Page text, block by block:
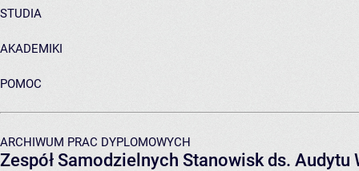
STUDIA
AKADEMIKI
POMOC
ARCHIWUM PRAC DYPLOMOWYCH
Zespół Samodzielnych Stanowisk ds. Audytu